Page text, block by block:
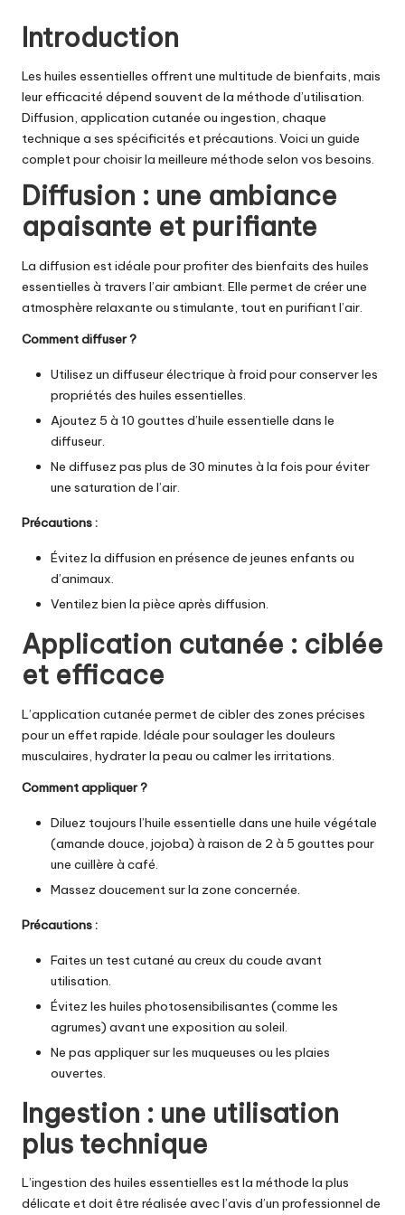
Introduction
Les huiles essentielles offrent une multitude de bienfaits, mais
leur efficacité dépend souvent de la méthode d’utilisation.
Diffusion, application cutanée ou ingestion, chaque
technique a ses spécificités et précautions. Voici un guide
complet pour choisir la meilleure méthode selon vos besoins.
Diffusion : une ambiance
apaisante et purifiante
La diffusion est idéale pour profiter des bienfaits des huiles
essentielles à travers l’air ambiant. Elle permet de créer une
atmosphère relaxante ou stimulante, tout en purifiant l’air.
Comment diffuser ?
Utilisez un diffuseur électrique à froid pour conserver les
propriétés des huiles essentielles.
Ajoutez 5 à 10 gouttes d’huile essentielle dans le
diffuseur.
Ne diffusez pas plus de 30 minutes à la fois pour éviter
une saturation de l’air.
Précautions :
Évitez la diffusion en présence de jeunes enfants ou
d’animaux.
Ventilez bien la pièce après diffusion.
Application cutanée : ciblée
et efficace
L’application cutanée permet de cibler des zones précises
pour un effet rapide. Idéale pour soulager les douleurs
musculaires, hydrater la peau ou calmer les irritations.
Comment appliquer ?
Diluez toujours l’huile essentielle dans une huile végétale
(amande douce, jojoba) à raison de 2 à 5 gouttes pour
une cuillère à café.
Massez doucement sur la zone concernée.
Précautions :
Faites un test cutané au creux du coude avant
utilisation.
Évitez les huiles photosensibilisantes (comme les
agrumes) avant une exposition au soleil.
Ne pas appliquer sur les muqueuses ou les plaies
ouvertes.
Ingestion : une utilisation
plus technique
L’ingestion des huiles essentielles est la méthode la plus
délicate et doit être réalisée avec l’avis d’un professionnel de